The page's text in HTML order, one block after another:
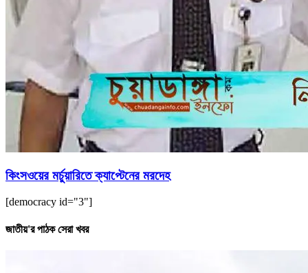
কিংসওয়ের মর্চুয়ারিতে ক্যাপ্টেনের মরদেহ
[democracy id="3"]
জাতীয়'র পাঠক সেরা খবর